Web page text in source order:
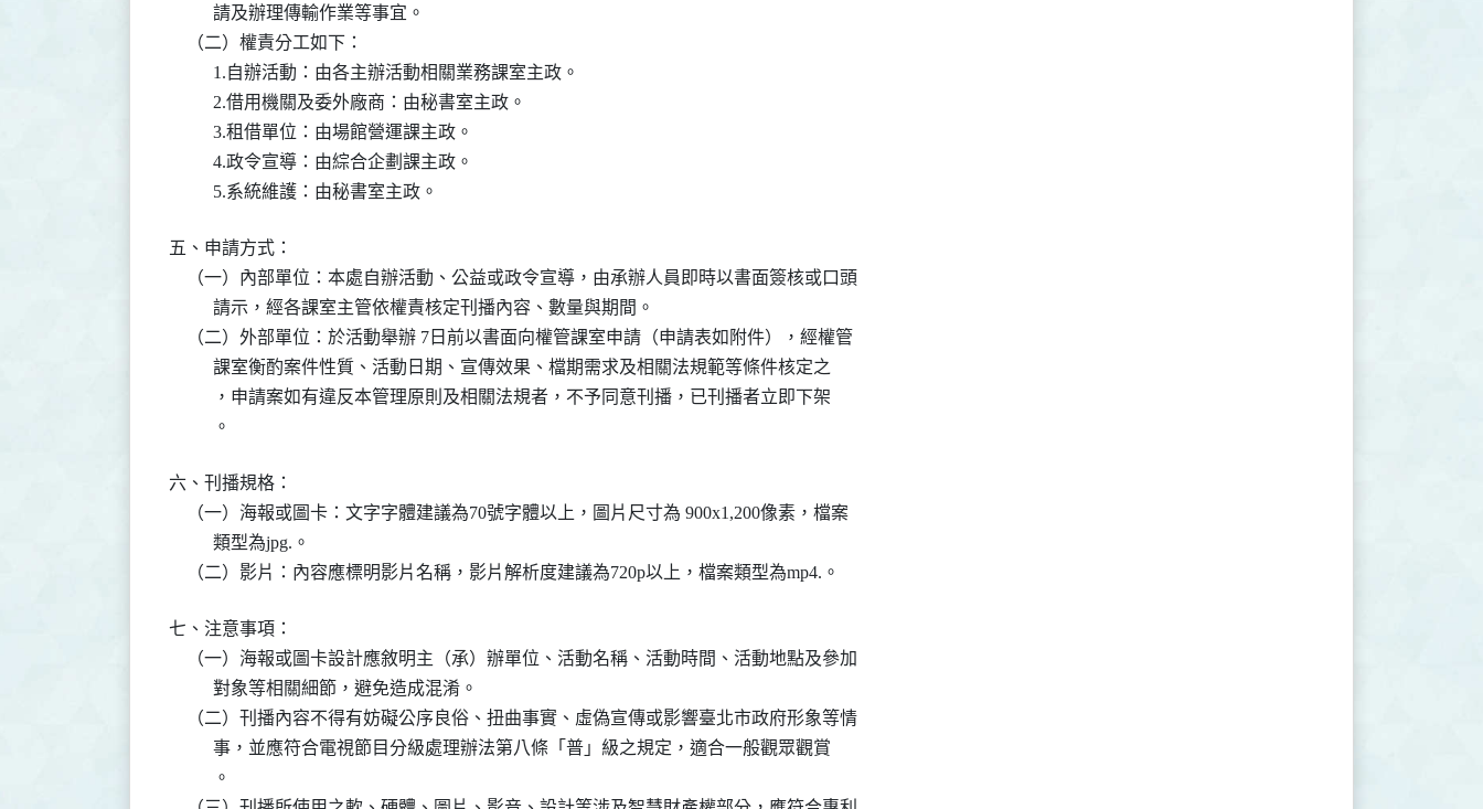
          請及辦理傳輸作業等事宜。
    （二）權責分工如下：
          1.自辦活動：由各主辦活動相關業務課室主政。
          2.借用機關及委外廠商：由秘書室主政。
          3.租借單位：由場館營運課主政。
          4.政令宣導：由綜合企劃課主政。
          5.系統維護：由秘書室主政。
五、申請方式：
    （一）內部單位：本處自辦活動、公益或政令宣導，由承辦人員即時以書面簽核或口頭
          請示，經各課室主管依權責核定刊播內容、數量與期間。
    （二）外部單位：於活動舉辦 7日前以書面向權管課室申請（申請表如附件），經權管
          課室衡酌案件性質、活動日期、宣傳效果、檔期需求及相關法規範等條件核定之
          ，申請案如有違反本管理原則及相關法規者，不予同意刊播，已刊播者立即下架
          。
六、刊播規格：
    （一）海報或圖卡：文字字體建議為70號字體以上，圖片尺寸為 900x1,200像素，檔案
          類型為jpg.。
    （二）影片：內容應標明影片名稱，影片解析度建議為720p以上，檔案類型為mp4.。
七、注意事項：
    （一）海報或圖卡設計應敘明主（承）辦單位、活動名稱、活動時間、活動地點及參加
          對象等相關細節，避免造成混淆。
    （二）刊播內容不得有妨礙公序良俗、扭曲事實、虛偽宣傳或影響臺北市政府形象等情
          事，並應符合電視節目分級處理辦法第八條「普」級之規定，適合一般觀眾觀賞
          。